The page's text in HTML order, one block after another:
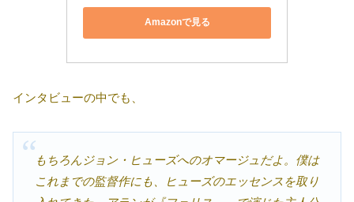
Amazonで見る
インタビューの中でも、
もちろんジョン・ヒューズへのオマージュだよ。僕は
これまでの監督作にも、ヒューズのエッセンスを取り